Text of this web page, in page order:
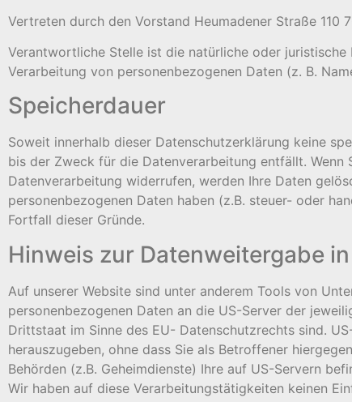
Vertreten durch den Vorstand Heumadener Straße
Verantwortliche Stelle ist die natürliche oder
Verarbeitung von personenbezogenen Daten (z. B.
Speicherdauer
Soweit innerhalb dieser Datenschutzerklärung keine
bis der Zweck für die Datenverarbeitung entfällt.
Datenverarbeitung widerrufen, werden Ihre Daten
personenbezogenen Daten haben (z.B. steuer- oder
Fortfall dieser Gründe.
Hinweis zur Datenweitergabe
Auf unserer Website sind unter anderem Tools von
personenbezogenen Daten an die US-Server der
Drittstaat im Sinne des EU- Datenschutzrechts sind.
herauszugeben, ohne dass Sie als Betroffener
Behörden (z.B. Geheimdienste) Ihre auf US-Servern
Wir haben auf diese Verarbeitungstätigkeiten keinen